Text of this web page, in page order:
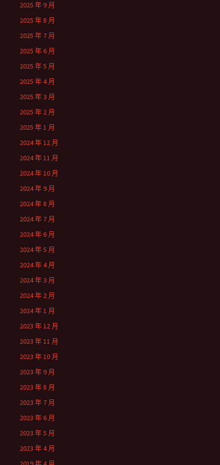
2025 年 9 月
2025 年 8 月
2025 年 7 月
2025 年 6 月
2025 年 5 月
2025 年 4 月
2025 年 3 月
2025 年 2 月
2025 年 1 月
2024 年 12 月
2024 年 11 月
2024 年 10 月
2024 年 9 月
2024 年 8 月
2024 年 7 月
2024 年 6 月
2024 年 5 月
2024 年 4 月
2024 年 3 月
2024 年 2 月
2024 年 1 月
2023 年 12 月
2023 年 11 月
2023 年 10 月
2023 年 9 月
2023 年 8 月
2023 年 7 月
2023 年 6 月
2023 年 5 月
2023 年 4 月